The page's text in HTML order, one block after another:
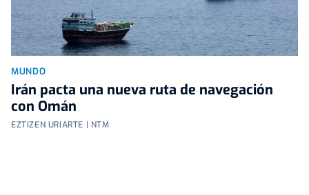
MUNDO
Irán pacta una nueva ruta de navegación
con Omán
EZTIZEN URIARTE | NTM